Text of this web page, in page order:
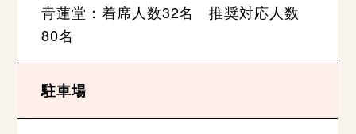
青蓮堂：着席人数32名 推奨対応人数
80名
駐車場